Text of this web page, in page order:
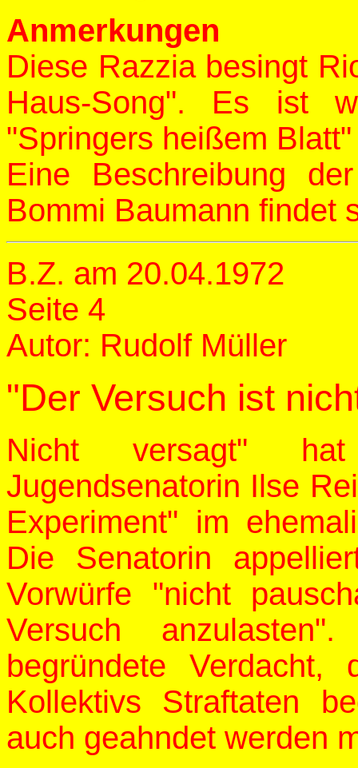
Anmerkungen
Diese Razzia besingt
Haus-Song". Es ist
"Springers heißem
Eine Beschreibung
Bommi Baumann findet
B.Z. am 20.04.1972
Seite 4
Autor: Rudolf Müller
"Der Versuch ist
Nicht versagt"
Jugendsenatorin Ilse
Experiment" im
Die Senatorin
Vorwürfe "nicht
Versuch
begründete Verdacht,
Kollektivs Straftaten
auch geahndet werden